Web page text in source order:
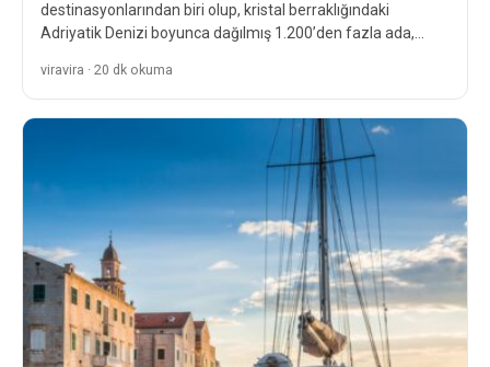
destinasyonlarından biri olup, kristal berraklığındaki
Adriyatik Denizi boyunca dağılmış 1.200’den fazla ada,
viravira · 20 dk okuma